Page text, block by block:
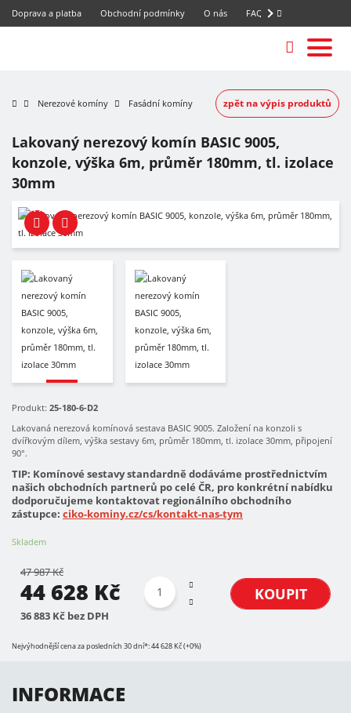
Doprava a platba Obchodní podmínky O nás FAQ
Nerezové komíny Fasádní komíny zpět na výpis produktů
Lakovaný nerezový komín BASIC 9005,
konzole, výška 6m, průměr 180mm, tl. izolace
30mm
-7%
Produkt: 25-180-6-D2
Lakovaná nerezová komínová sestava BASIC 9005. Založení na konzoli s
dvířkovým dílem, výška sestavy 6m, průměr 180mm, tl. izolace 30mm, připojení
90°.
TIP: Komínové sestavy standardně dodáváme prostřednictvím
našich obchodních partnerů po celé ČR, pro konkrétní nabídku
dodporučujeme kontaktovat regionálního obchodního
zástupce: ciko-kominy.cz/cs/kontakt-nas-tym
Skladem
47 987 Kč
44 628 Kč
36 883 Kč bez DPH
KOUPIT
Nejvýhodnější cena za posledních 30 dní*: 44 628 Kč (+0%)
INFORMACE